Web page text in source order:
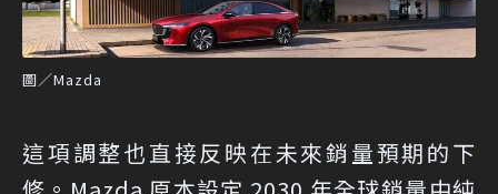
圖／Mazda
這項調整也直接反映在未來銷量預期的下